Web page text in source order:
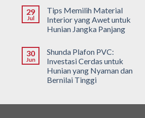
29
Jul
Tips Memilih Material
Interior yang Awet untuk
Hunian Jangka Panjang
30
Jun
Shunda Plafon PVC:
Investasi Cerdas untuk
Hunian yang Nyaman dan
Bernilai Tinggi